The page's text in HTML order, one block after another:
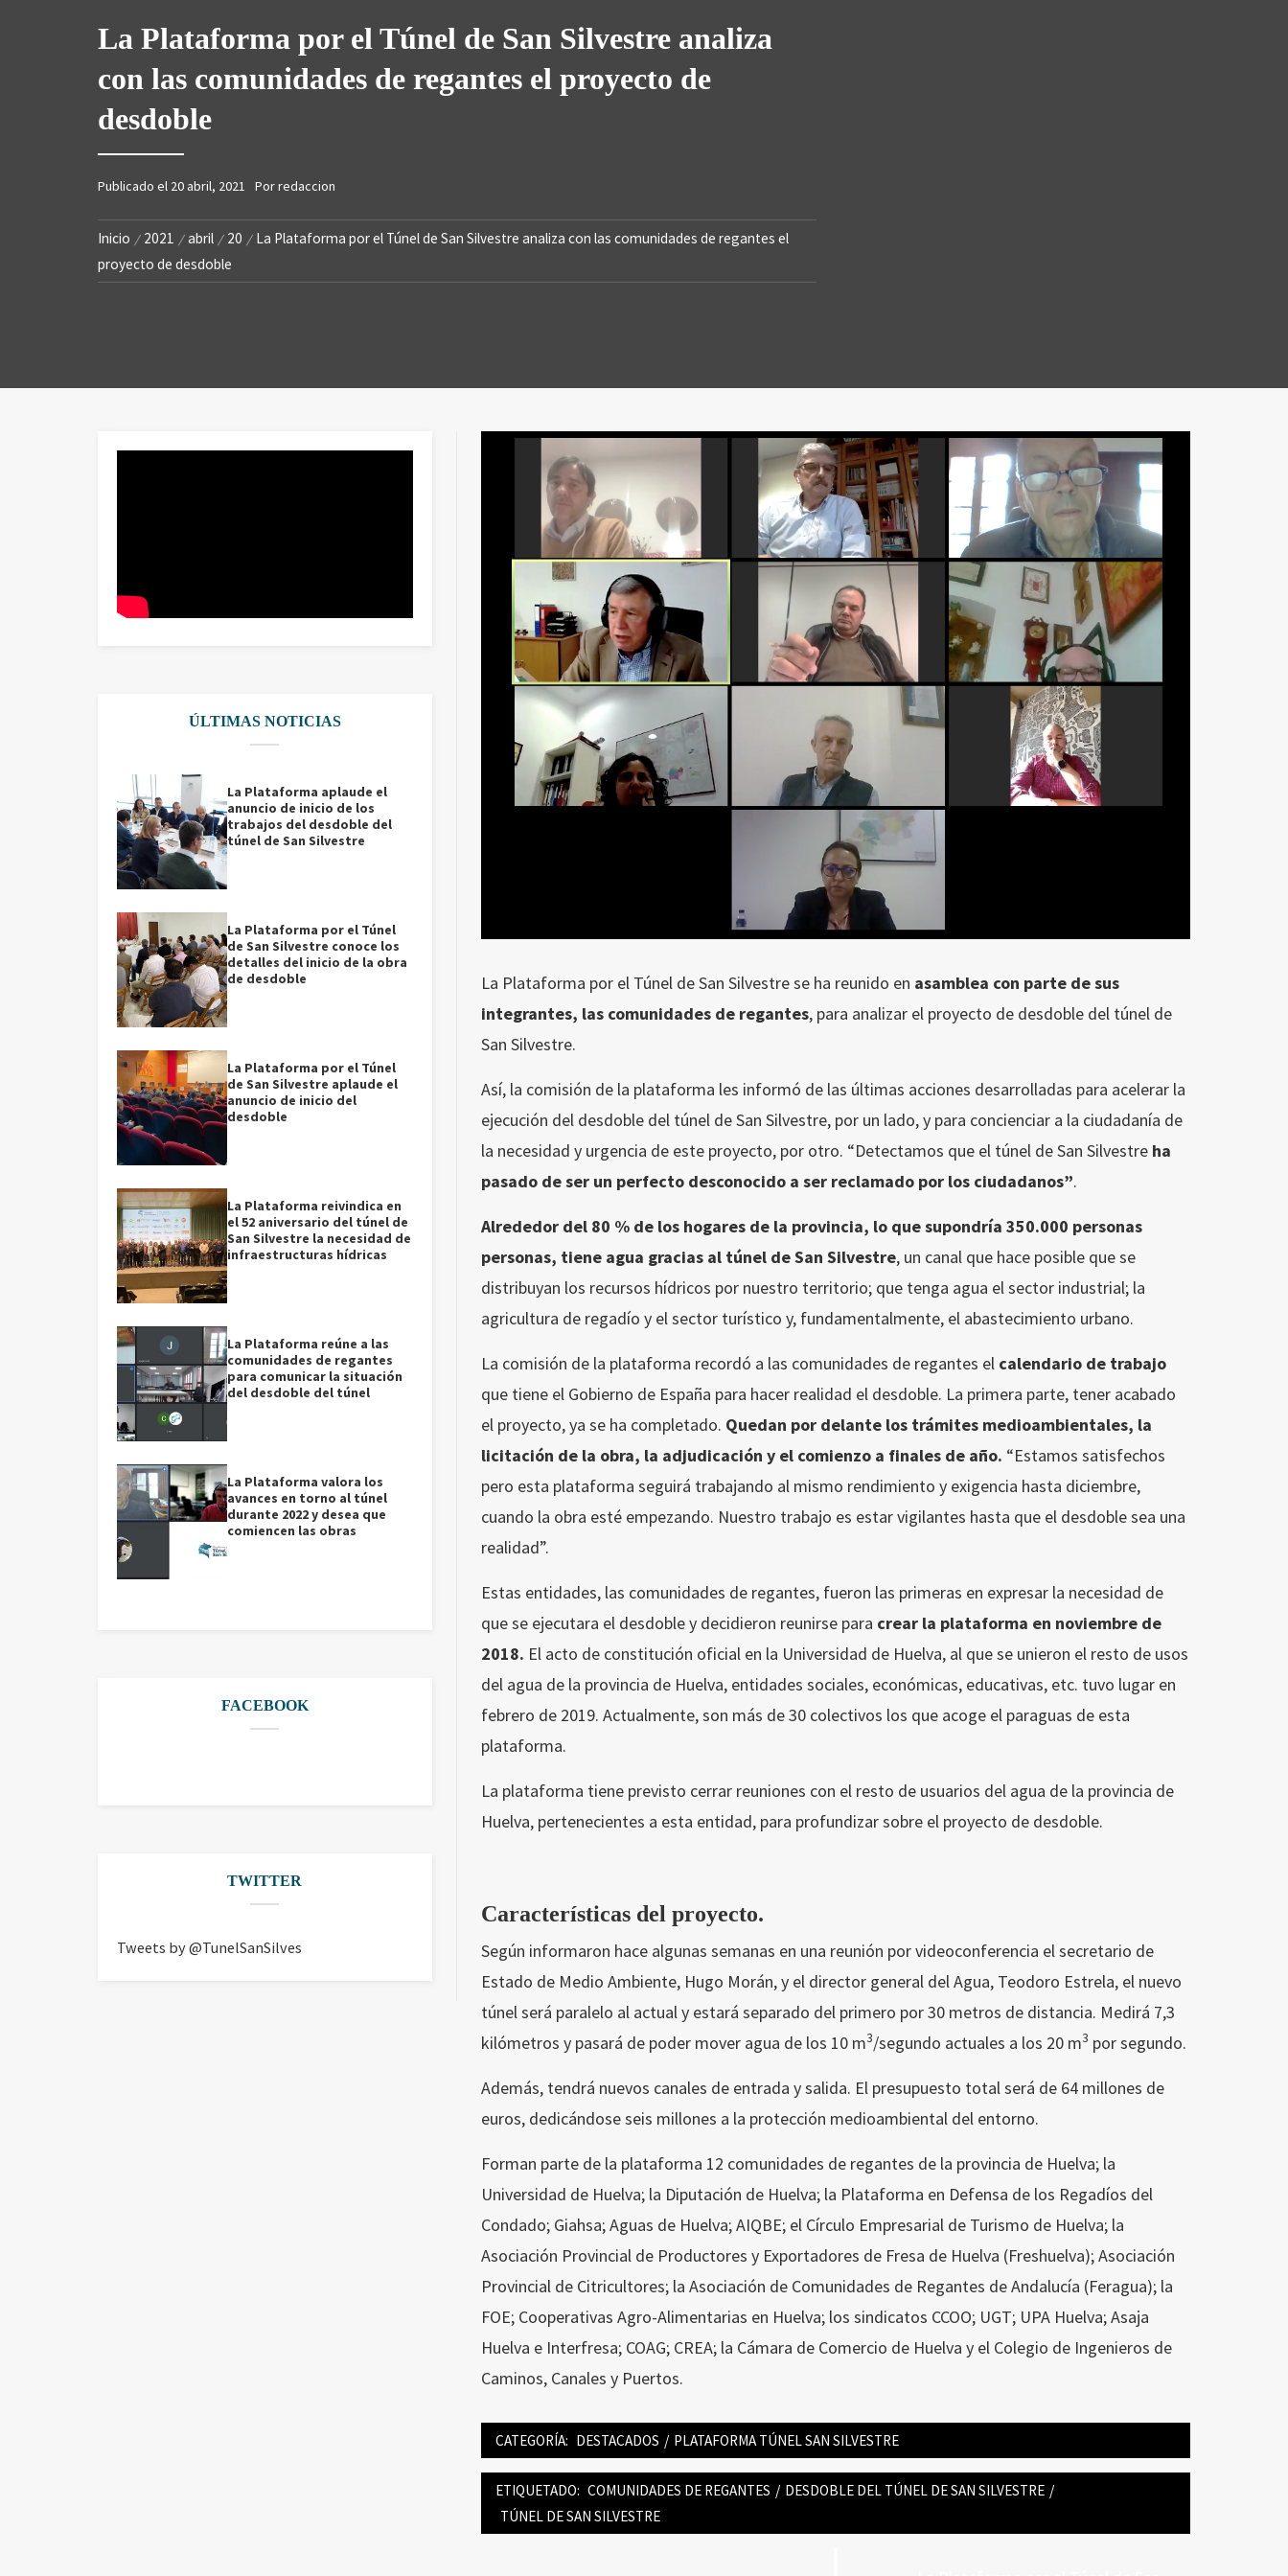
SAN SILVESTRE
La Plataforma por el Túnel de San Silvestre analiza
con las comunidades de regantes el proyecto de
desdoble
Publicado el 20 abril, 2021 Porredaccion
Inicio 2021 abril 20
La Plataforma por el Túnel de San Silvestre analiza con las comunidades de regantes el
proyecto de desdoble
La Plataforma por el Túnel de San Silvestre se ha reunido en asamblea con parte de sus
integrantes, las comunidades de regantes, para analizar el proyecto de desdoble del túnel de
San Silvestre.
Así, la comisión de la plataforma les informó de las últimas acciones desarrolladas para acelerar la
ejecución del desdoble del túnel de San Silvestre, por un lado, y para concienciar a la ciudadanía de
la necesidad y urgencia de este proyecto, por otro. “Detectamos que el túnel de San Silvestre ha
pasado de ser un perfecto desconocido a ser reclamado por los ciudadanos”.
Alrededor del 80 % de los hogares de la provincia, lo que supondría 350.000 personas
personas, tiene agua gracias al túnel de San Silvestre, un canal que hace posible que se
distribuyan los recursos hídricos por nuestro territorio; que tenga agua el sector industrial; la
agricultura de regadío y el sector turístico y, fundamentalmente, el abastecimiento urbano.
La comisión de la plataforma recordó a las comunidades de regantes el calendario de trabajo
que tiene el Gobierno de España para hacer realidad el desdoble. La primera parte, tener acabado
el proyecto, ya se ha completado. Quedan por delante los trámites medioambientales, la
licitación de la obra, la adjudicación y el comienzo a finales de año. “Estamos satisfechos
pero esta plataforma seguirá trabajando al mismo rendimiento y exigencia hasta diciembre,
cuando la obra esté empezando. Nuestro trabajo es estar vigilantes hasta que el desdoble sea una
realidad”.
Estas entidades, las comunidades de regantes, fueron las primeras en expresar la necesidad de
que se ejecutara el desdoble y decidieron reunirse para crear la plataforma en noviembre de
2018. El acto de constitución oficial en la Universidad de Huelva, al que se unieron el resto de usos
del agua de la provincia de Huelva, entidades sociales, económicas, educativas, etc. tuvo lugar en
febrero de 2019. Actualmente, son más de 30 colectivos los que acoge el paraguas de esta
plataforma.
La plataforma tiene previsto cerrar reuniones con el resto de usuarios del agua de la provincia de
Huelva, pertenecientes a esta entidad, para profundizar sobre el proyecto de desdoble.
Características del proyecto.
Según informaron hace algunas semanas en una reunión por videoconferencia el secretario de
Estado de Medio Ambiente, Hugo Morán, y el director general del Agua, Teodoro Estrela, el nuevo
túnel será paralelo al actual y estará separado del primero por 30 metros de distancia. Medirá 7,3
kilómetros y pasará de poder mover agua de los 10 m3/segundo actuales a los 20 m3 por segundo.
Además, tendrá nuevos canales de entrada y salida. El presupuesto total será de 64 millones de
euros, dedicándose seis millones a la protección medioambiental del entorno.
Forman parte de la plataforma 12 comunidades de regantes de la provincia de Huelva; la
Universidad de Huelva; la Diputación de Huelva; la Plataforma en Defensa de los Regadíos del
Condado; Giahsa; Aguas de Huelva; AIQBE; el Círculo Empresarial de Turismo de Huelva; la
Asociación Provincial de Productores y Exportadores de Fresa de Huelva (Freshuelva); Asociación
Provincial de Citricultores; la Asociación de Comunidades de Regantes de Andalucía (Feragua); la
FOE; Cooperativas Agro-Alimentarias en Huelva; los sindicatos CCOO; UGT; UPA Huelva; Asaja
Huelva e Interfresa; COAG; CREA; la Cámara de Comercio de Huelva y el Colegio de Ingenieros de
Caminos, Canales y Puertos.
CATEGORÍA: DESTACADOS / PLATAFORMA TÚNEL SAN SILVESTRE
ETIQUETADO: COMUNIDADES DE REGANTES / DESDOBLE DEL TÚNEL DE SAN SILVESTRE /
TÚNEL DE SAN SILVESTRE
ÚLTIMAS NOTICIAS
La Plataforma aplaude el
anuncio de inicio de los
trabajos del desdoble del
túnel de San Silvestre
La Plataforma por el Túnel
de San Silvestre conoce los
detalles del inicio de la obra
de desdoble
La Plataforma por el Túnel
de San Silvestre aplaude el
anuncio de inicio del
desdoble
La Plataforma reivindica en
el 52 aniversario del túnel de
San Silvestre la necesidad de
infraestructuras hídricas
La Plataforma reúne a las
comunidades de regantes
para comunicar la situación
del desdoble del túnel
La Plataforma valora los
avances en torno al túnel
durante 2022 y desea que
comiencen las obras
FACEBOOK
TWITTER
Tweets by @TunelSanSilves